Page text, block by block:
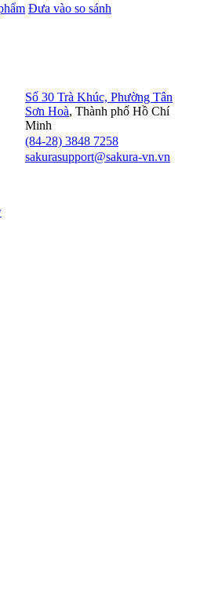
Đưa vào so sánh
Số 30 Trà Khúc, Phường Tân
Sơn Hoà, Thành phố Hồ Chí
Minh
(84-28) 3848 7258
sakurasupport@sakura-vn.vn